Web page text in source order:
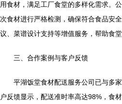
用食材，满足工厂食堂的多样化需求。
次食材进行严格检测，确保符合食品安
议、菜谱设计支持等增值服务，帮助食
三、合作案例与客户反馈
平湖饭堂食材配送服务公司已与多
户反馈显示，配送准时率高达98%，食